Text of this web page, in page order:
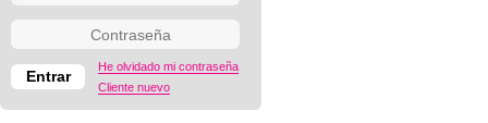
He olvidado mi contraseña
Cliente nuevo